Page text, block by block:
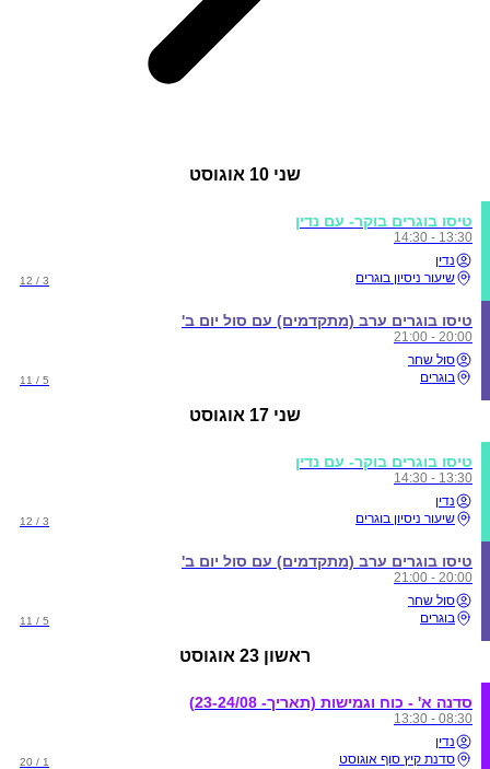
שני 10 אוגוסט
טיסו בוגרים בוקר- עם נדין
13:30 - 14:30
נדין
שיעור ניסיון בוגרים
3 / 12
טיסו בוגרים ערב (מתקדמים) עם סול יום ב'
20:00 - 21:00
סול שחר
בוגרים
5 / 11
שני 17 אוגוסט
טיסו בוגרים בוקר- עם נדין
13:30 - 14:30
נדין
שיעור ניסיון בוגרים
3 / 12
טיסו בוגרים ערב (מתקדמים) עם סול יום ב'
20:00 - 21:00
סול שחר
בוגרים
5 / 11
ראשון 23 אוגוסט
סדנה א' - כוח וגמישות (תאריך- 23-24/08)
08:30 - 13:30
נדין
סדנת קיץ סוף אוגוסט
1 / 20